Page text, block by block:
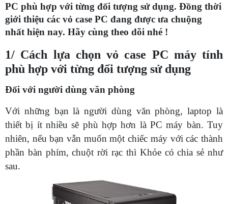
PC phù hợp với từng đối tượng sử dụng. Đồng thời
giới thiệu các vỏ case PC đang được ưa chuộng
nhất hiện nay. Hãy cùng theo dõi nhé !
1/ Cách lựa chọn vỏ case PC máy tính
phù hợp với từng đối tượng sử dụng
Đối với người dùng văn phòng
Với những bạn là người dùng văn phòng, laptop là
thiết bị ít nhiều sẽ phù hợp hơn là PC máy bàn. Tuy
nhiên, nếu bạn vẫn muốn một chiếc máy với các thành
phần bàn phím, chuột rời rạc thì Khỏe có chia sẻ như
sau.